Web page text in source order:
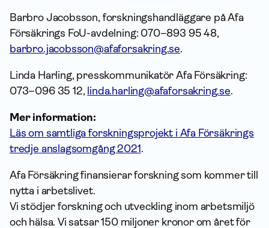
Barbro Jacobsson, forskningshandläggare på Afa
Försäkrings FoU-avdelning: 070–893 95 48,
barbro.jacobsson@afaforsakring.se.
Linda Harling, presskommunikatör Afa Försäkring:
073–096 35 12, linda.harling@afaforsakring.se.
Mer information:
Läs om samtliga forskningsprojekt i Afa Försäkrings
tredje anslagsomgång 2021.
Afa Försäkring finansierar forskning som kommer till
nytta i arbetslivet.
Vi stödjer forskning och utveckling inom arbetsmiljö
och hälsa. Vi satsar 150 miljoner kronor om året för